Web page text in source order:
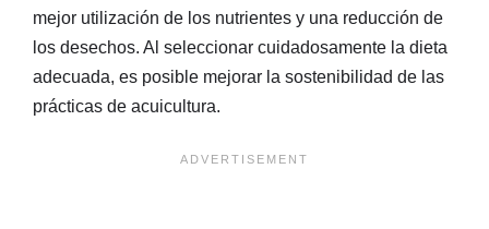
mejor utilización de los nutrientes y una reducción de
los desechos. Al seleccionar cuidadosamente la dieta
adecuada, es posible mejorar la sostenibilidad de las
prácticas de acuicultura.